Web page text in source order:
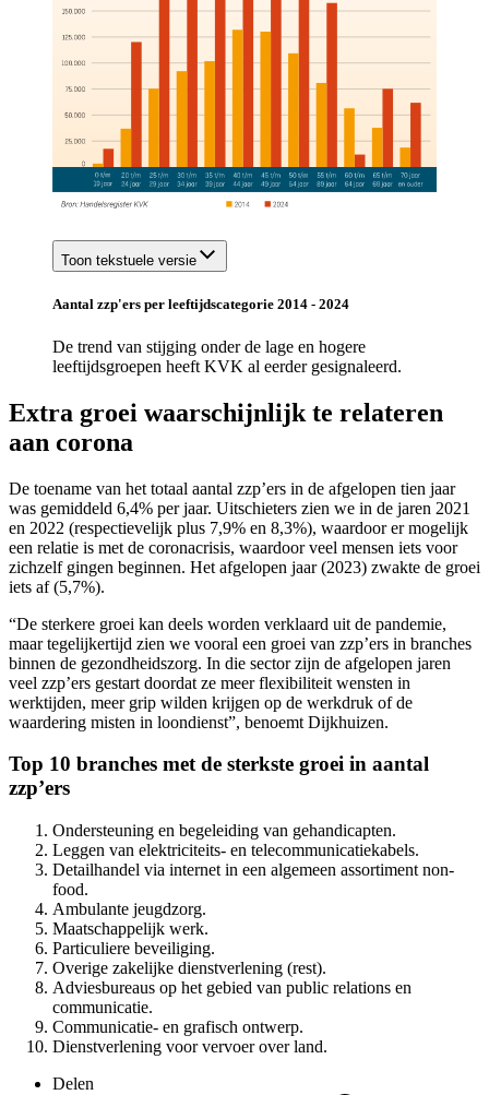
Toon tekstuele versie
Aantal zzp'ers per leeftijdscategorie 2014 - 2024
De trend van stijging onder de lage en hogere
leeftijdsgroepen heeft KVK al eerder gesignaleerd.
Extra groei waarschijnlijk te relateren
aan corona
De toename van het totaal aantal zzp’ers in de afgelopen tien jaar
was gemiddeld 6,4% per jaar. Uitschieters zien we in de jaren 2021
en 2022 (respectievelijk plus 7,9% en 8,3%), waardoor er mogelijk
een relatie is met de coronacrisis, waardoor veel mensen iets voor
zichzelf gingen beginnen. Het afgelopen jaar (2023) zwakte de groei
iets af (5,7%).
“De sterkere groei kan deels worden verklaard uit de pandemie,
maar tegelijkertijd zien we vooral een groei van zzp’ers in branches
binnen de gezondheidszorg. In die sector zijn de afgelopen jaren
veel zzp’ers gestart doordat ze meer flexibiliteit wensten in
werktijden, meer grip wilden krijgen op de werkdruk of de
waardering misten in loondienst”, benoemt Dijkhuizen.
Top 10 branches met de sterkste groei in aantal
zzp’ers
Ondersteuning en begeleiding van gehandicapten.
Leggen van elektriciteits- en telecommunicatiekabels.
Detailhandel via internet in een algemeen assortiment non-
food.
Ambulante jeugdzorg.
Maatschappelijk werk.
Particuliere beveiliging.
Overige zakelijke dienstverlening (rest).
Adviesbureaus op het gebied van public relations en
communicatie.
Communicatie- en grafisch ontwerp.
Dienstverlening voor vervoer over land.
Delen